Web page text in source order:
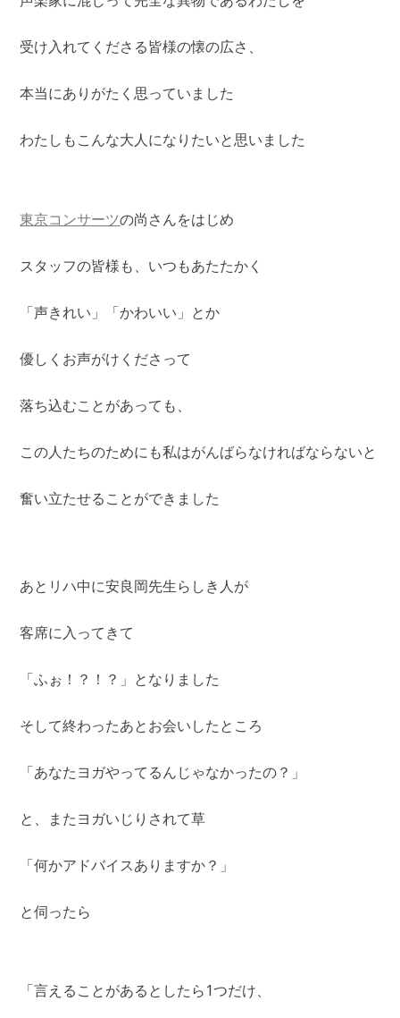
受け入れてくださる皆様の懐の広さ、
本当にありがたく思っていました
わたしもこんな大人になりたいと思いました
東京コンサーツの尚さんをはじめ
スタッフの皆様も、いつもあたたかく
「声きれい」「かわいい」とか
優しくお声がけくださって
落ち込むことがあっても、
この人たちのためにも私はがんばらなければならないと
奮い立たせることができました
あとリハ中に安良岡先生らしき人が
客席に入ってきて
「ふぉ！？！？」となりました
そして終わったあとお会いしたところ
「あなたヨガやってるんじゃなかったの？」
と、またヨガいじりされて草
「何かアドバイスありますか？」
と伺ったら
「言えることがあるとしたら1つだけ、